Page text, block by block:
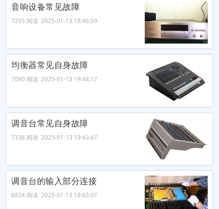
音响设备常见故障
7255 阅读 2025-01-13 19:46:59
均衡器常见自身故障
7090 阅读 2025-01-13 19:44:17
调音台常见自身故障
7338 阅读 2025-01-13 19:43:47
调音台的输入部分连接
6834 阅读 2025-01-13 19:43:07